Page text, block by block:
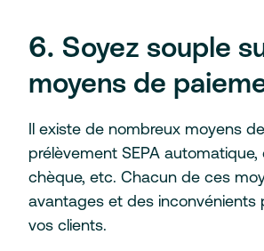
6. Soyez souple
moyens de
Il existe de nombreux moyens
prélèvement SEPA automatique,
chèque, etc. Chacun de ces
avantages et des inconvénients
vos clients.